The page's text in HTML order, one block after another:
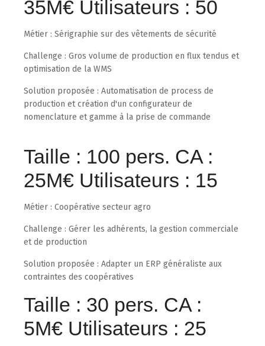
35M€ Utilisateurs : 50
Métier : Sérigraphie sur des vêtements de sécurité
Challenge : Gros volume de production en flux tendus et
optimisation de la WMS
Solution proposée : Automatisation de process de
production et création d'un configurateur de
nomenclature et gamme à la prise de commande
Taille : 100 pers. CA :
25M€ Utilisateurs : 15
Métier : Coopérative secteur agro
Challenge : Gérer les adhérents, la gestion commerciale
et de production
Solution proposée : Adapter un ERP généraliste aux
contraintes des coopératives
Taille : 30 pers. CA :
5M€ Utilisateurs : 25